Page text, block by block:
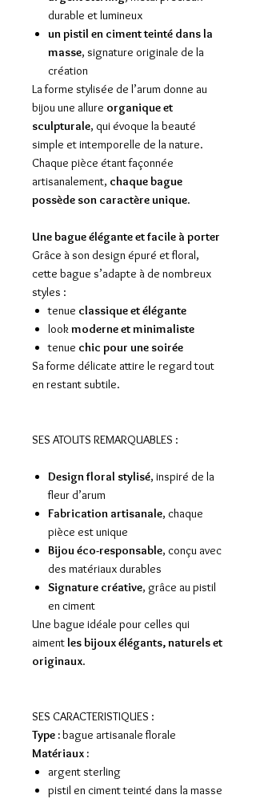
durable et lumineux
un pistil en ciment teinté dans la
masse, signature originale de la
création
La forme stylisée de l’arum donne au
bijou une allure organique et
sculpturale, qui évoque la beauté
simple et intemporelle de la nature.
Chaque pièce étant façonnée
artisanalement, chaque bague
possède son caractère unique.
Une bague élégante et facile à porter
Grâce à son design épuré et floral,
cette bague s’adapte à de nombreux
styles :
tenue classique et élégante
lookmoderne et minimaliste
tenue chic pour une soirée
Sa forme délicate attire le regard tout
en restant subtile.
SES ATOUTS REMARQUABLES :
Design floral stylisé, inspiré de la
fleur d’arum
Fabrication artisanale, chaque
pièce est unique
Bijou éco-responsable, conçu avec
des matériaux durables
Signature créative, grâce au pistil
en ciment
Une bague idéale pour celles qui
aiment les bijoux élégants, naturels et
originaux.
SES CARACTERISTIQUES :
Type :bague artisanale florale
Matériaux :
argent sterling
pistil en ciment teinté dans la masse